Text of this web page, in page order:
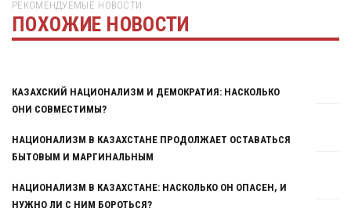
РЕКОМЕНДУЕМЫЕ НОВОСТИ
ПОХОЖИЕ НОВОСТИ
Тут была реклама
КАЗАХСКИЙ НАЦИОНАЛИЗМ И ДЕМОКРАТИЯ: НАСКОЛЬКО
ОНИ СОВМЕСТИМЫ?
НАЦИОНАЛИЗМ В КАЗАХСТАНЕ ПРОДОЛЖАЕТ ОСТАВАТЬСЯ
БЫТОВЫМ И МАРГИНАЛЬНЫМ
НАЦИОНАЛИЗМ В КАЗАХСТАНЕ: НАСКОЛЬКО ОН ОПАСЕН, И
НУЖНО ЛИ С НИМ БОРОТЬСЯ?